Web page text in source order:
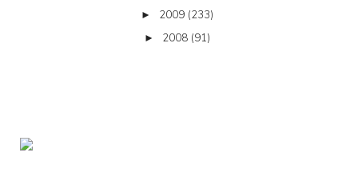
► 2009 (233)
► 2008 (91)